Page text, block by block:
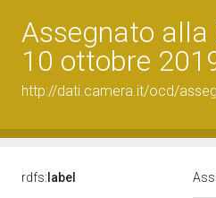
Assegnato alla
10 ottobre
http://dati.camera.it/ocd/
rdfs: label